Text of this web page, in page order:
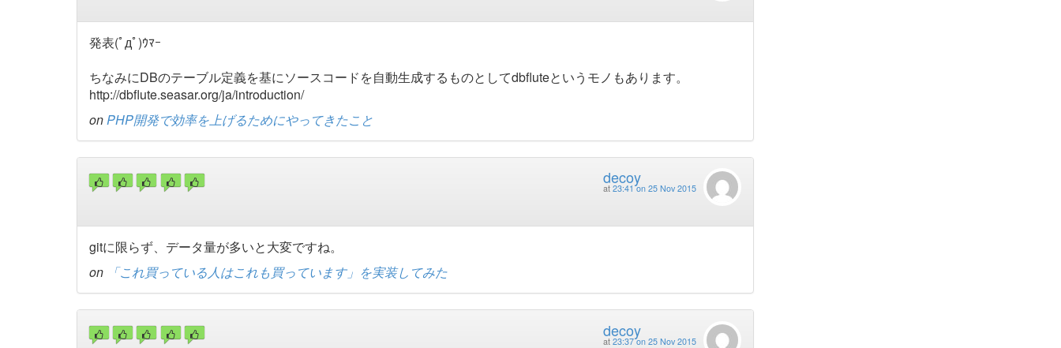
発表(ﾟдﾟ)ｳﾏｰ
ちなみにDBのテーブル定義を基にソースコードを自動生成するものとしてdbfluteというモノもあります。
http://dbflute.seasar.org/ja/introduction/
on PHP開発で効率を上げるためにやってきたこと
decoy
at 23:41 on 25 Nov 2015
gitに限らず、データ量が多いと大変ですね。
on
「これ買っている人はこれも買っています」を実装してみた
decoy
at 23:37 on 25 Nov 2015